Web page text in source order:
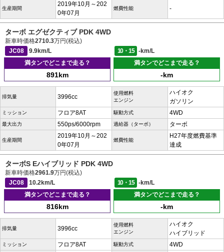
生産期間
2019年10月～202
0年07月
燃費性能 -
ターボ エグゼクティブ PDK 4WD
新車時価格2710.3万円(税込)
JC08
9.9km/L 10・15
-km/L
満タンでどこまで走る？
891km
満タンでどこまで走る？
-km
排気量 3996cc
使用燃料
エンジン
ハイオク
ガソリン
ミッション フロア8AT 駆動方式 4WD
最大出力 550ps/6000rpm 過給器（ターボ） ターボ
生産期間
2019年10月～202
0年07月
燃費性能
H27年度燃費基準
達成
ターボS Eハイブリッド PDK 4WD
新車時価格2961.9万円(税込)
JC08
10.2km/L 10・15
-km/L
満タンでどこまで走る？
816km
満タンでどこまで走る？
-km
排気量 3996cc
使用燃料
エンジン
ハイオク
ハイブリッド
ミッション フロア8AT 駆動方式 4WD